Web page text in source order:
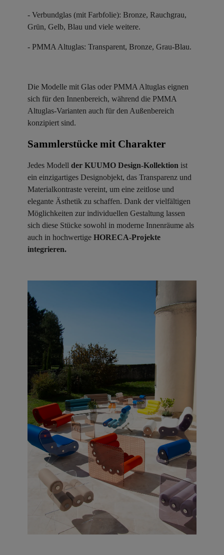
- Verbundglas (mit Farbfolie): Bronze, Rauchgrau,
Grün, Gelb, Blau und viele weitere.
- PMMA Altuglas: Transparent, Bronze, Grau-Blau.
Die Modelle mit Glas oder PMMA Altuglas eignen
sich für den Innenbereich, während die PMMA
Altuglas-Varianten auch für den Außenbereich
konzipiert sind.
Sammlerstücke mit Charakter ​
Jedes Modell der KUUMO Design-Kollektion ist
ein einzigartiges Designobjekt, das Transparenz und
Materialkontraste vereint, um eine zeitlose und
elegante Ästhetik zu schaffen. Dank der vielfältigen
Möglichkeiten zur individuellen Gestaltung lassen
sich diese Stücke sowohl in moderne Innenräume als
auch in hochwertige HORECA-Projekte
integrieren.